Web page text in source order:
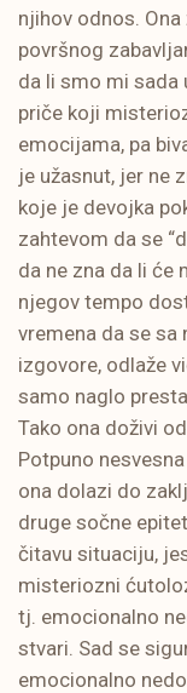
njihov odnos.
površnog
da li smo mi sada
priče koji
emocijama, pa
je užasnut, jer ne
koje je devojka
zahtevom da se
da ne zna da li će
njegov tempo
vremena da se sa
izgovore, odlaže
samo naglo
Tako ona doživi
Potpuno
ona dolazi do
druge sočne
čitavu situaciju,
misteriozni
tj. emocionalno
stvari. Sad se
emocionalno